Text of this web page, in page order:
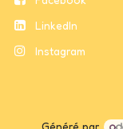
LinkedIn
Instagram